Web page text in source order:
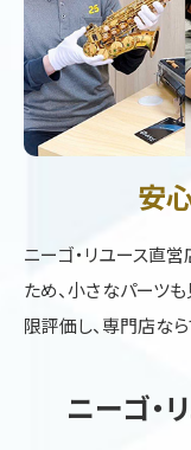
安
ニーゴ・リユース直
ため、小さなパーツ
限評価し、専門店な
ニーゴ・